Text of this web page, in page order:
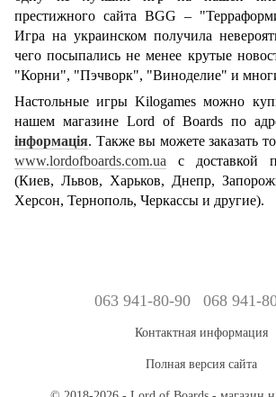
престижного сайта BGG –
Игра на украинском получила
чего посыпались не менее крутые
"Корни", "Пэчворк", "Виноделие" и
Настольные игры Kilogames можно
нашем магазине Lord of Boards по
інформація. Также вы можете заказать
www.lordofboards.com.ua с доставкой
(Киев, Львов, Харьков, Днепр,
Херсон, Тернополь, Черкассы и другие).
063 941-80-90 068 941-
Контактная информация
Полная версия сайта